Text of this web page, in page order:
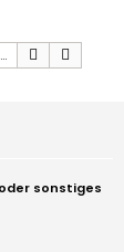
Suche
sonstiges